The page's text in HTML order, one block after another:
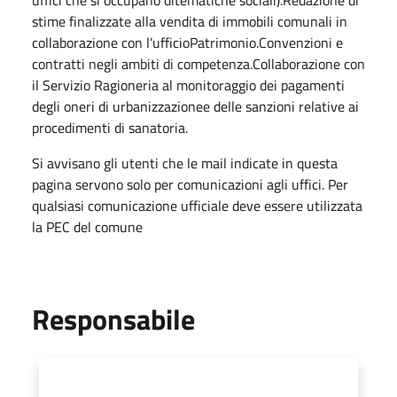
stime finalizzate alla vendita di immobili comunali in
collaborazione con l’ufficioPatrimonio.Convenzioni e
contratti negli ambiti di competenza.Collaborazione con
il Servizio Ragioneria al monitoraggio dei pagamenti
degli oneri di urbanizzazionee delle sanzioni relative ai
procedimenti di sanatoria.
Si avvisano gli utenti che le mail indicate in questa
pagina servono solo per comunicazioni agli uffici. Per
qualsiasi comunicazione ufficiale deve essere utilizzata
la PEC del comune
Responsabile